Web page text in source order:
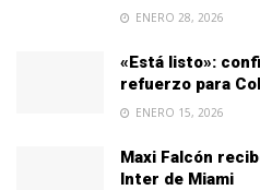
ENERO 28, 2026
«Está listo»:
refuerzo para
ENERO 15, 2026
Maxi Falcón
Inter de Miami